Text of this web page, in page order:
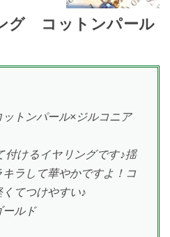
グ コットンパール
トンパール×ジルコニア
付けるイヤリングです♪揺
ラして華やかですよ！コ
てつけやすい♪
ールド